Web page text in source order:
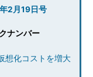
2月19日号
ナンバー
化コストを増大